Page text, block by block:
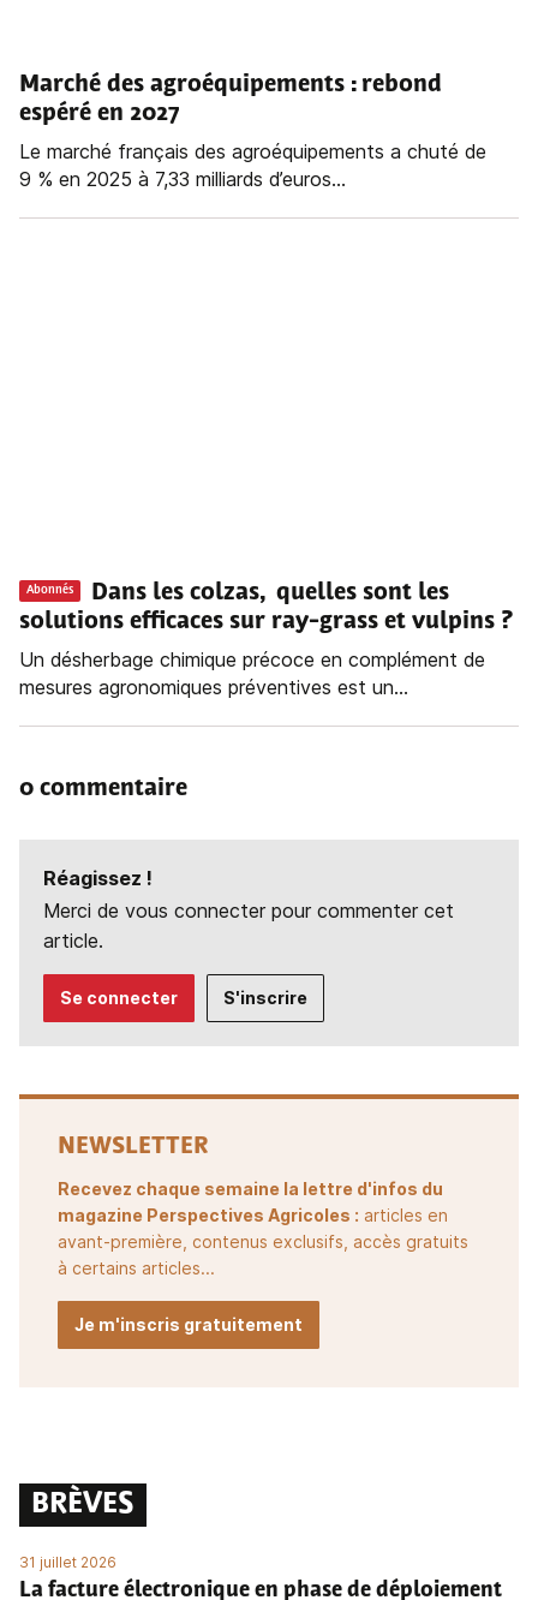
Marché des agroéquipements : rebond
espéré en 2027
Le marché français des agroéquipements a chuté de
9 % en 2025 à 7,33 milliards d’euros...
Abonnés
Dans les colzas, quelles sont les
solutions efficaces sur ray-grass et vulpins ?
Un désherbage chimique précoce en complément de
mesures agronomiques préventives est un...
0 commentaire
Réagissez !
Merci de vous connecter pour commenter cet
article.
Se connecter S'inscrire
NEWSLETTER
Recevez chaque semaine la lettre d'infos du
magazine Perspectives Agricoles : articles en
avant-première, contenus exclusifs, accès gratuits
à certains articles...
Je m'inscris gratuitement
BRÈVES
31 juillet 2026
La facture électronique en phase de déploiement